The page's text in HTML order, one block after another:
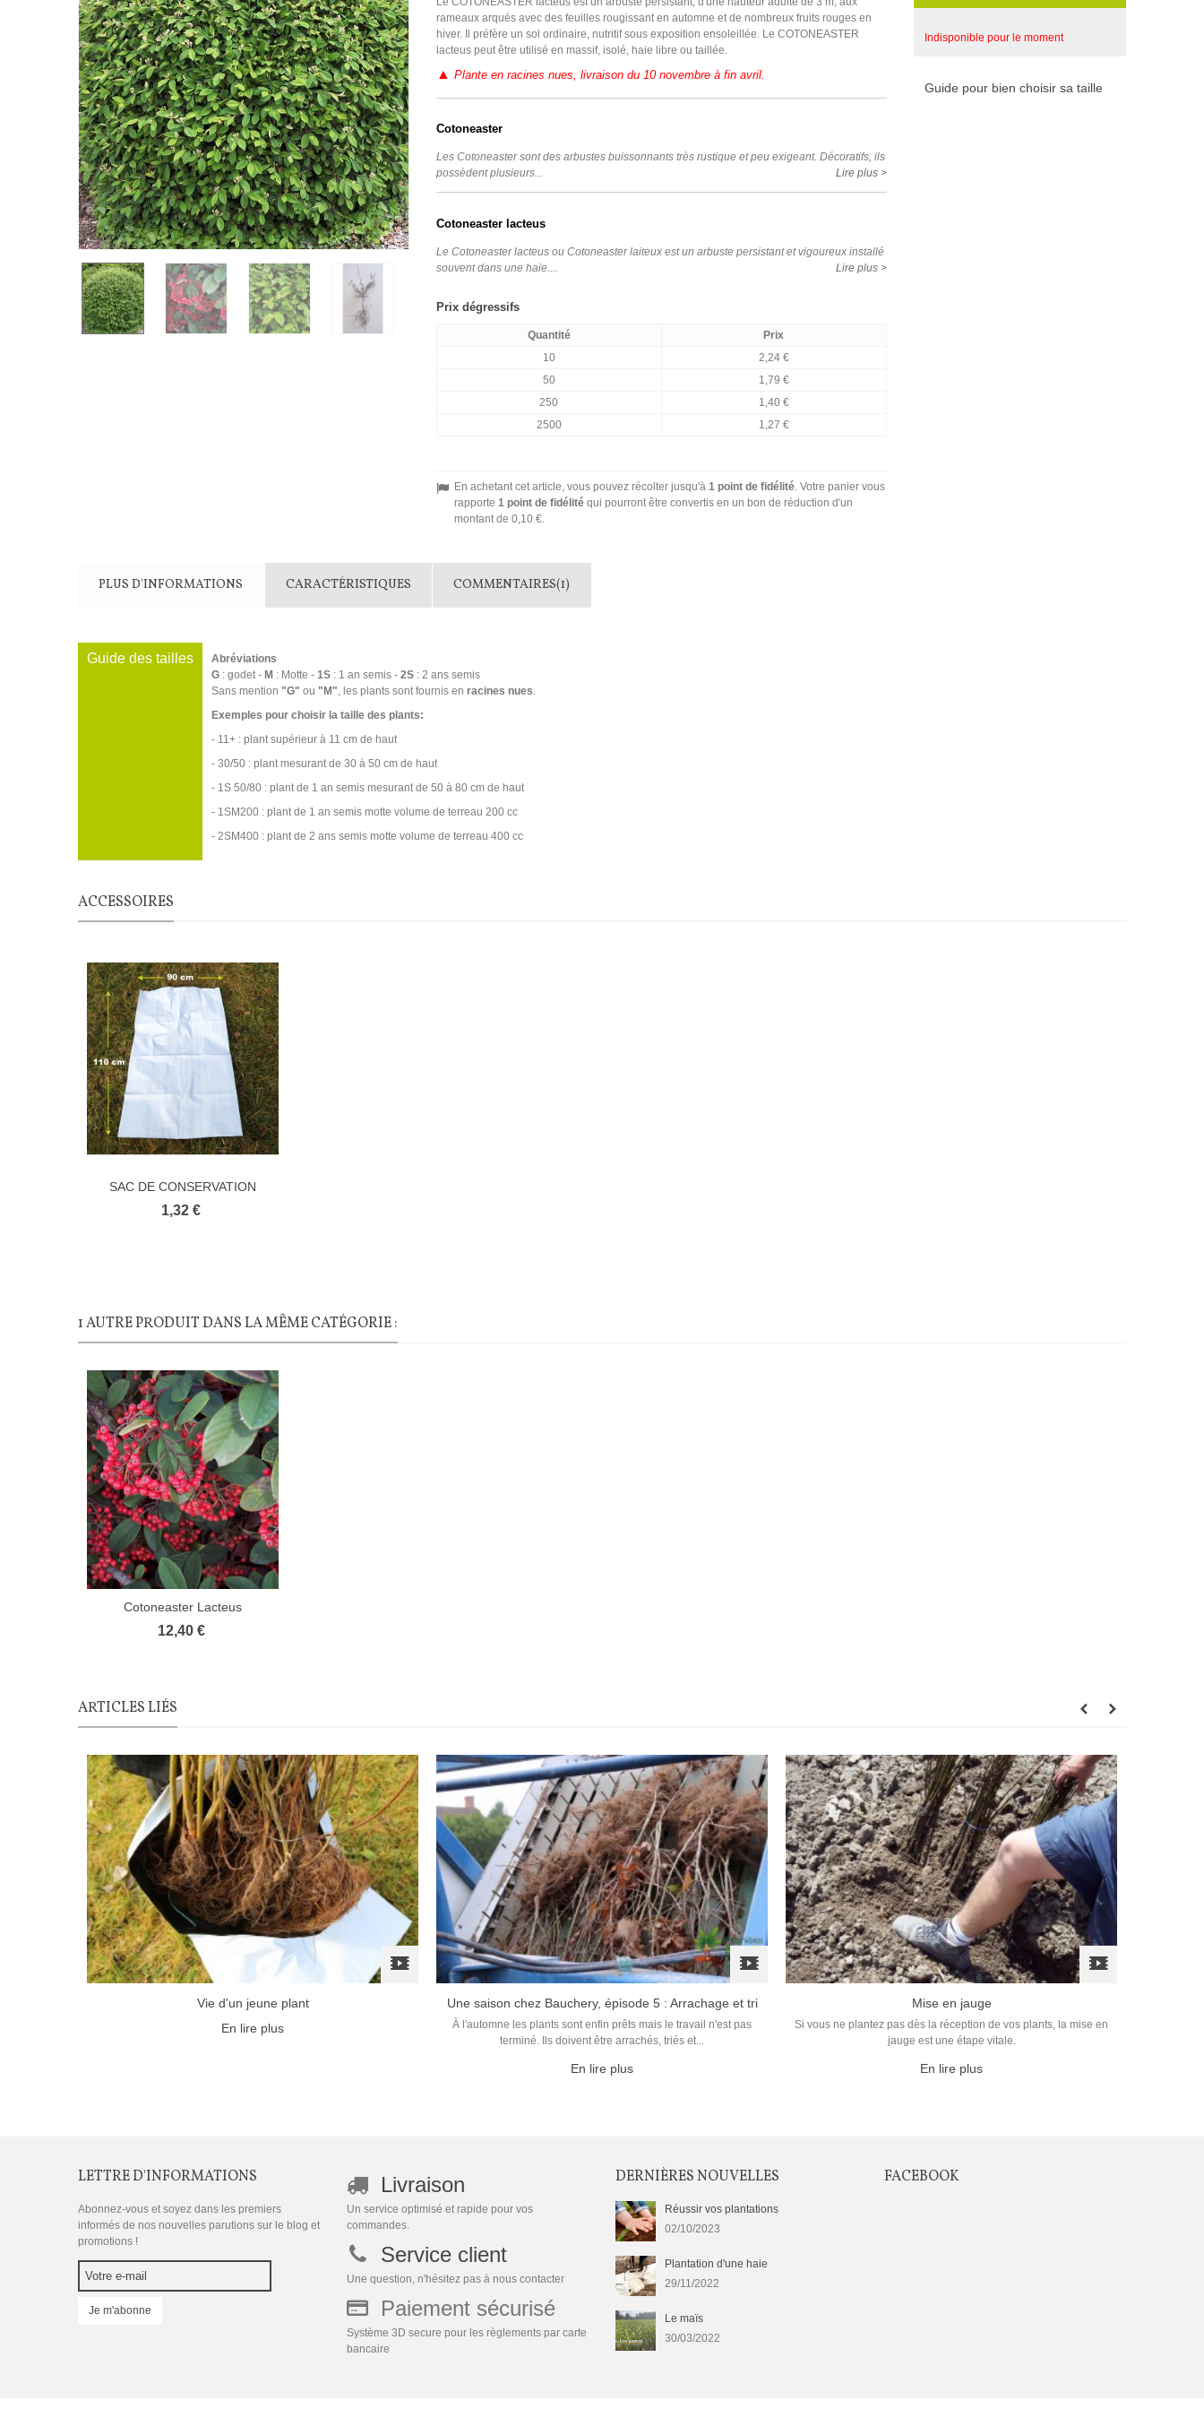
rameaux arqués avec des feuilles rougissant en automne et de nombreux fruits rouges en
hiver. Il préfère un sol ordinaire, nutritif sous exposition ensoleillée. Le COTONEASTER
lacteus peut être utilisé en massif, isolé, haie libre ou taillée.
▲ Plante en racines nues, livraison du 10 novembre à fin avril.
Cotoneaster
Les Cotoneaster sont des arbustes buissonnants très rustique et peu exigeant. Décoratifs, ils
possèdent plusieurs...
Lire plus >
Cotoneaster lacteus
Le Cotoneaster lacteus ou Cotoneaster laiteux est un arbuste persistant et vigoureux installé
souvent dans une haie....
Lire plus >
Prix dégressifs
Quantité
Prix
10
2,24 €
50
1,79 €
250
1,40 €
2500
1,27 €
En achetant cet article, vous pouvez récolter jusqu'à 1point de fidélité. Votre panier vous
rapporte 1point de fidélitéqui pourront être convertis en un bon de réduction d'un
montant de 0,10 €.
Indisponible pour le moment
Guide pour bien choisir sa taille
PLUS D'INFORMATIONS CARACTÉRISTIQUES COMMENTAIRES(1)
Guide des tailles
Abréviations
G : godet - M : Motte - 1S : 1 an semis - 2S : 2 ans semis
Sans mention "G" ou "M", les plants sont fournis en racines nues.
Exemples pour choisir la taille des plants:
- 11+ : plant supérieur à 11 cm de haut
- 30/50 : plant mesurant de 30 à 50 cm de haut
- 1S 50/80 : plant de 1 an semis mesurant de 50 à 80 cm de haut
- 1SM200 : plant de 1 an semis motte volume de terreau 200 cc
- 2SM400 : plant de 2 ans semis motte volume de terreau 400 cc
ACCESSOIRES
SAC DE CONSERVATION
BLC/NOIR
1,32 €
1 AUTRE PRODUIT DANS LA MÊME CATÉGORIE :
Cotoneaster Lacteus
12,40 €
ARTICLES LIÉS
Vie d'un jeune plant
En lire plus
Une saison chez Bauchery, épisode 5 : Arrachage et tri
À l'automne les plants sont enfin prêts mais le travail n'est pas
terminé. Ils doivent être arrachés, triés et...
En lire plus
Mise en jauge
Si vous ne plantez pas dès la réception de vos plants, la mise en
jauge est une étape vitale.
En lire plus
LETTRE D'INFORMATIONS
Abonnez-vous et soyez dans les premiers
informés de nos nouvelles parutions sur le blog et
promotions !
Je m'abonne
Livraison
Un service optimisé et rapide pour vos
commandes.
Service client
Une question, n'hésitez pas à nous contacter
Paiement sécurisé
Système 3D secure pour les règlements par carte
bancaire
DERNIÈRES NOUVELLES
Réussir vos plantations
02/10/2023
Plantation d'une haie
29/11/2022
Le maïs
30/03/2022
FACEBOOK